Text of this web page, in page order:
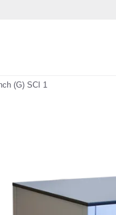
(G) SCI 1